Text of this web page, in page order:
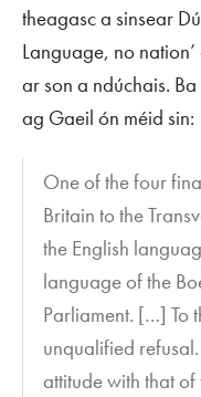
theagasc a sinsear
Language, no
ar son a ndúchais.
ag Gaeil ón méid sin:
One of the four
Britain to the
the English
language of the
Parliament. […] To
unqualified
attitude with that